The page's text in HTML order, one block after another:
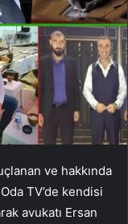
ve hakkında
TV’de kendisi
avukatı Ersan